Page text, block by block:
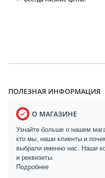
ПОЛЕЗНАЯ ИНФОРМАЦИЯ
О МАГАЗИНЕ
Узнайте больше о нашем
кто мы, наши клиенты и
выбрали именно нас. Наши
и реквизиты.
Подробнее